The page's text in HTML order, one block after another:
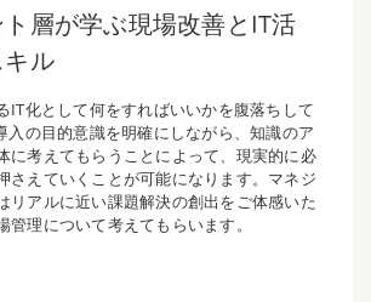
層が学ぶ現場改善とIT活
ル
IT化として何をすればいいかを腹落ちして
入の目的意識を明確にしながら、知識のア
に考えてもらうことによって、現実的に必
さえていくことが可能になります。マネジ
リアルに近い課題解決の創出をご体感いた
管理について考えてもらいます。